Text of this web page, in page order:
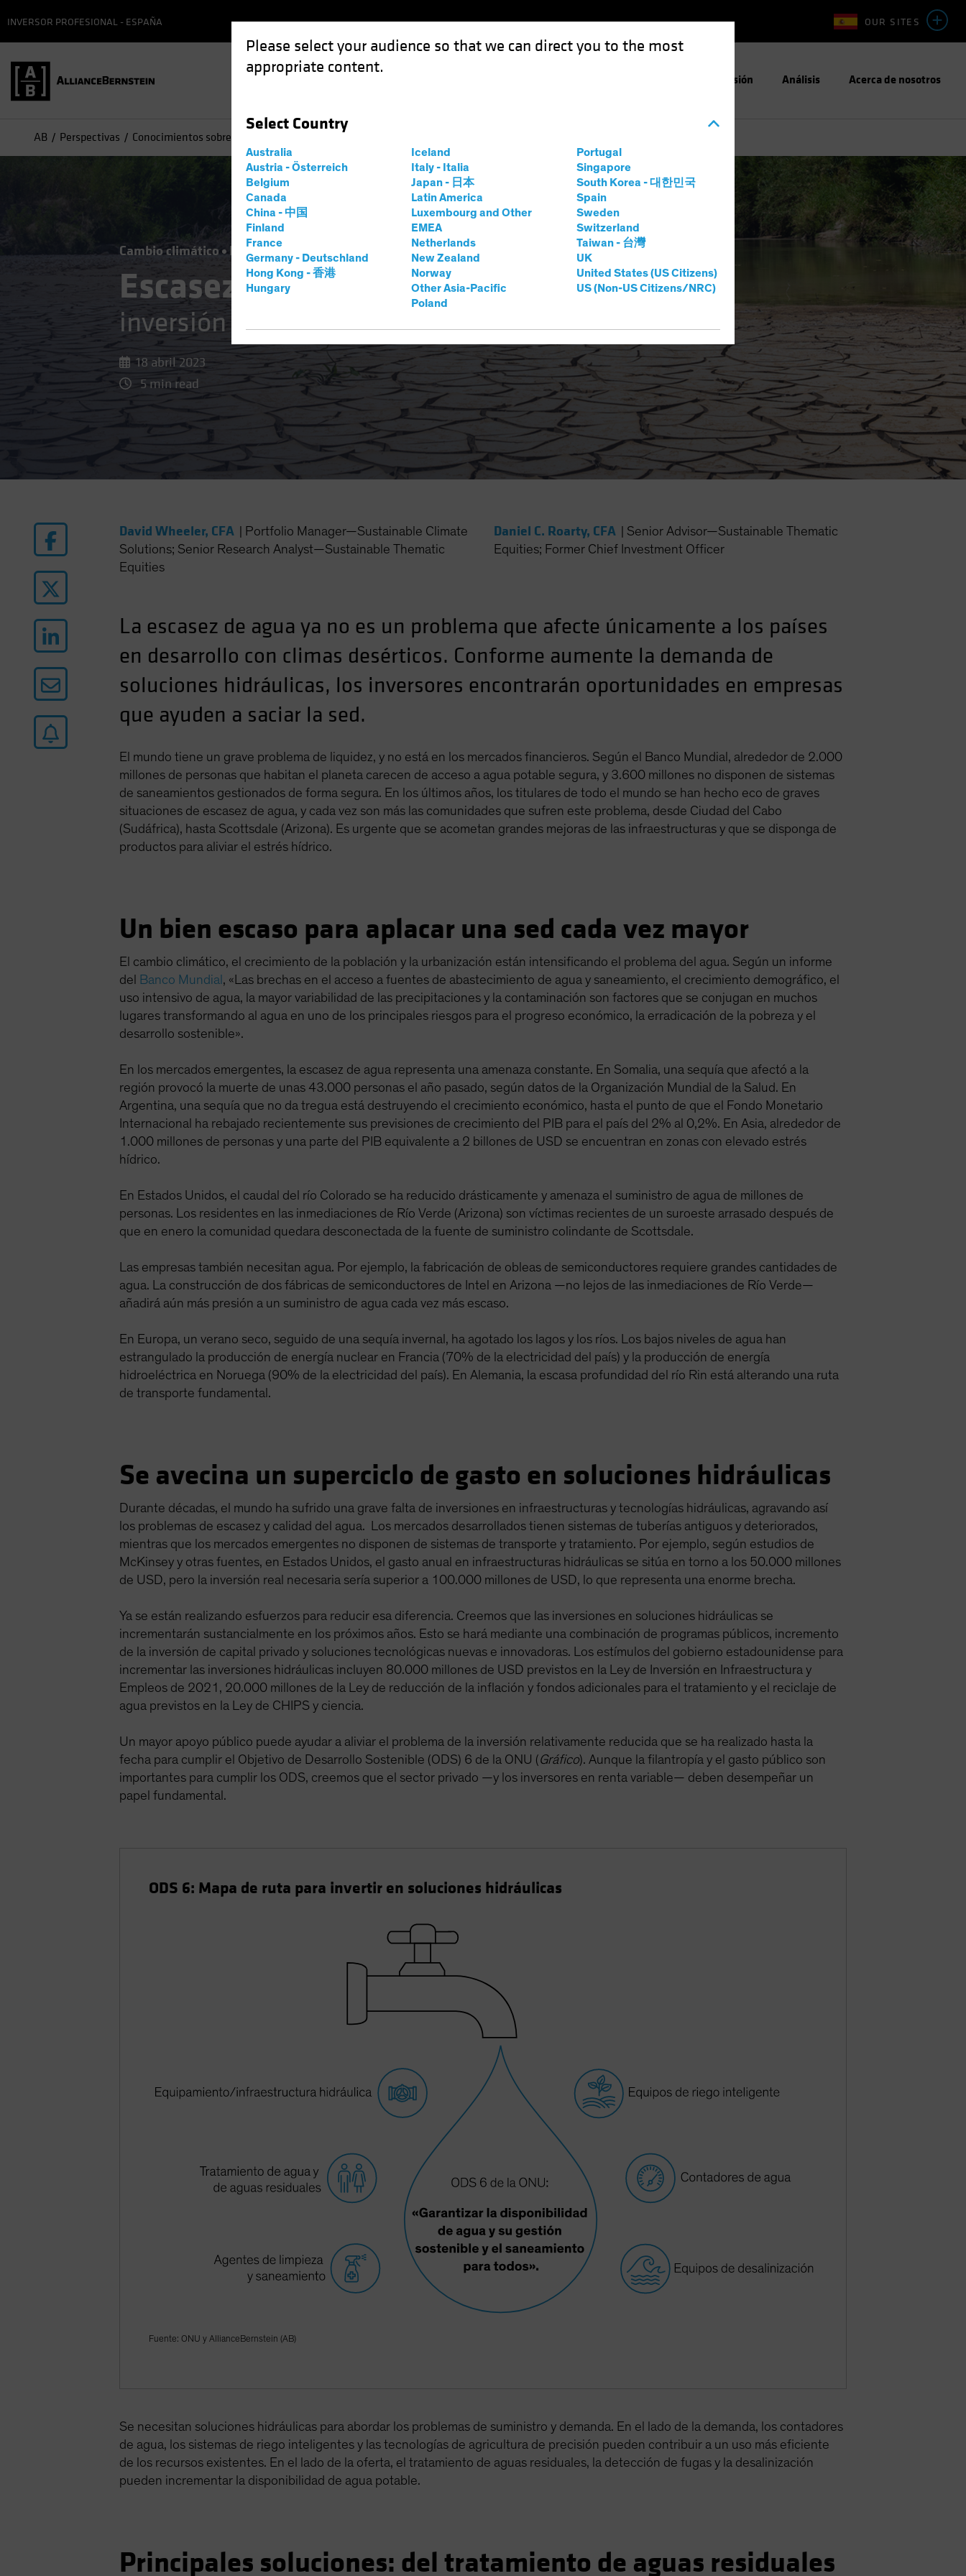
Please select your audience so that we can direct you to the most
appropriate content.
Select Country
Australia
Austria - Österreich
Belgium
Canada
China - 中国
Finland
France
Germany - Deutschland
Hong Kong - 香港
Hungary
Iceland
Italy - Italia
Japan - 日本
Latin America
Luxembourg and Other
EMEA
Netherlands
New Zealand
Norway
Other Asia-Pacific
Poland
Portugal
Singapore
South Korea - 대한민국
Spain
Sweden
Switzerland
Taiwan - 台灣
UK
United States (US Citizens)
US (Non-US Citizens/NRC)
OUR SITES
INVERSOR PROFESIONAL - ESPAÑA
Enfoque de Inversión Análisis Acerca de nosotros
AB Perspectivas Conocimientos sobre inversiones
Cambio climático Inversión responsable ESG Renta variable
Escasez de agua
inversión sostenible para afrontar la adversidad
18 abril 2023
5 min read
David Wheeler, CFA
Portfolio Manager—Sustainable Climate
Solutions; Senior Research Analyst—Sustainable Thematic
Equities
Daniel C. Roarty, CFA
Senior Advisor—Sustainable Thematic
Equities; Former Chief Investment Officer
La escasez de agua ya no es un problema que afecte únicamente a los países
en desarrollo con climas desérticos. Conforme aumente la demanda de
soluciones hidráulicas, los inversores encontrarán oportunidades en empresas
que ayuden a saciar la sed.
El mundo tiene un grave problema de liquidez, y no está en los mercados financieros. Según el Banco Mundial, alrededor de 2.000
millones de personas que habitan el planeta carecen de acceso a agua potable segura, y 3.600 millones no disponen de sistemas
de saneamientos gestionados de forma segura. En los últimos años, los titulares de todo el mundo se han hecho eco de graves
situaciones de escasez de agua, y cada vez son más las comunidades que sufren este problema, desde Ciudad del Cabo
(Sudáfrica), hasta Scottsdale (Arizona). Es urgente que se acometan grandes mejoras de las infraestructuras y que se disponga de
productos para aliviar el estrés hídrico.
Un bien escaso para aplacar una sed cada vez mayor
El cambio climático, el crecimiento de la población y la urbanización están intensificando el problema del agua. Según un informe
del
Banco Mundial , «Las brechas en el acceso a fuentes de abastecimiento de agua y saneamiento, el crecimiento demográfico, el
uso intensivo de agua, la mayor variabilidad de las precipitaciones y la contaminación son factores que se conjugan en muchos
lugares transformando al agua en uno de los principales riesgos para el progreso económico, la erradicación de la pobreza y el
desarrollo sostenible».
En los mercados emergentes, la escasez de agua representa una amenaza constante. En Somalia, una sequía que afectó a la
región provocó la muerte de unas 43.000 personas el año pasado, según datos de la Organización Mundial de la Salud. En
Argentina, una sequía que no da tregua está destruyendo el crecimiento económico, hasta el punto de que el Fondo Monetario
Internacional ha rebajado recientemente sus previsiones de crecimiento del PIB para el país del 2% al 0,2%. En Asia, alrededor de
1.000 millones de personas y una parte del PIB equivalente a 2 billones de USD se encuentran en zonas con elevado estrés
hídrico.
En Estados Unidos, el caudal del río Colorado se ha reducido drásticamente y amenaza el suministro de agua de millones de
personas. Los residentes en las inmediaciones de Río Verde (Arizona) son víctimas recientes de un suroeste arrasado después de
que en enero la comunidad quedara desconectada de la fuente de suministro colindante de Scottsdale.
Las empresas también necesitan agua. Por ejemplo, la fabricación de obleas de semiconductores requiere grandes cantidades de
agua. La construcción de dos fábricas de semiconductores de Intel en Arizona —no lejos de las inmediaciones de Río Verde—
añadirá aún más presión a un suministro de agua cada vez más escaso.
En Europa, un verano seco, seguido de una sequía invernal, ha agotado los lagos y los ríos. Los bajos niveles de agua han
estrangulado la producción de energía nuclear en Francia (70% de la electricidad del país) y la producción de energía
hidroeléctrica en Noruega (90% de la electricidad del país). En Alemania, la escasa profundidad del río Rin está alterando una ruta
de transporte fundamental.
Se avecina un superciclo de gasto en soluciones hidráulicas
Durante décadas, el mundo ha sufrido una grave falta de inversiones en infraestructuras y tecnologías hidráulicas, agravando así
los problemas de escasez y calidad del agua. Los mercados desarrollados tienen sistemas de tuberías antiguos y deteriorados,
mientras que los mercados emergentes no disponen de sistemas de transporte y tratamiento. Por ejemplo, según estudios de
McKinsey y otras fuentes, en Estados Unidos, el gasto anual en infraestructuras hidráulicas se sitúa en torno a los 50.000 millones
de USD, pero la inversión real necesaria sería superior a 100.000 millones de USD, lo que representa una enorme brecha.
Ya se están realizando esfuerzos para reducir esa diferencia. Creemos que las inversiones en soluciones hidráulicas se
incrementarán sustancialmente en los próximos años. Esto se hará mediante una combinación de programas públicos, incremento
de la inversión de capital privado y soluciones tecnológicas nuevas e innovadoras. Los estímulos del gobierno estadounidense para
incrementar las inversiones hidráulicas incluyen 80.000 millones de USD previstos en la Ley de Inversión en Infraestructura y
Empleos de 2021, 20.000 millones de la Ley de reducción de la inflación y fondos adicionales para el tratamiento y el reciclaje de
agua previstos en la Ley de CHIPS y ciencia.
Un mayor apoyo público puede ayudar a aliviar el problema de la inversión relativamente reducida que se ha realizado hasta la
fecha para cumplir el Objetivo de Desarrollo Sostenible (ODS) 6 de la ONU (Gráfico). Aunque la filantropía y el gasto público son
importantes para cumplir los ODS, creemos que el sector privado —y los inversores en renta variable— deben desempeñar un
papel fundamental.
ODS 6: Mapa de ruta para invertir en soluciones hidráulicas
Fuente: ONU y AllianceBernstein (AB)
Se necesitan soluciones hidráulicas para abordar los problemas de suministro y demanda. En el lado de la demanda, los contadores
de agua, los sistemas de riego inteligentes y las tecnologías de agricultura de precisión pueden contribuir a un uso más eficiente
de los recursos existentes. En el lado de la oferta, el tratamiento de aguas residuales, la detección de fugas y la desalinización
pueden incrementar la disponibilidad de agua potable.
Principales soluciones: del tratamiento de aguas residuales